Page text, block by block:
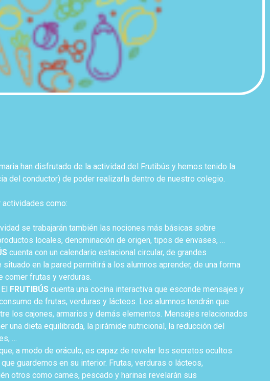
han disfrutado de la actividad del Frutibús y hemos tenido la
del conductor) de poder realizarla dentro de nuestro colegio.
como:
se trabajarán también las nociones más básicas sobre
locales, denominación de origen, tipos de envases, …
cuenta con un calendario estacional circular, de grandes
en la pared permitirá a los alumnos aprender, de una forma
comer frutas y verduras.
El FRUTIBÚS cuenta una cocina interactiva que esconde mensajes y
de frutas, verduras y lácteos. Los alumnos tendrán que
los cajones, armarios y demás elementos. Mensajes relacionados
una dieta equilibrada, la pirámide nutricional, la reducción del
…
a modo de oráculo, es capaz de revelar los secretos ocultos
guardemos en su interior. Frutas, verduras o lácteos,
otros como carnes, pescado y harinas revelarán sus